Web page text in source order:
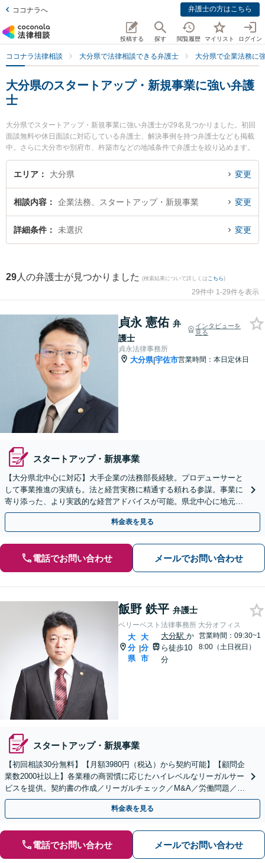
ココナラへ 弁護士の方はこちら
投稿する 探す 閲覧履歴 マイリスト ログイン
ココナラ法律相談 大分県で法律相談できる弁護士 大分県で企業法務に
大分県のスタートアップ・新規事業に強い弁護
士
大分県でスタートアップ・新規事業に強い弁護士が29名見つかりました。初回
面談無料や休日面談に対応している弁護士、解決事例を持つ弁護士なども掲載
中。さらに大分市や別府市、杵築市などの地域条件で弁護士を絞り込めます。
企業法務に関係する顧問弁護士契約や契約書作成・リーガルチェック、雇用契
約書・就業規則作成等の細かな分野での絞り込み検索もでき便利です。特に貞
ィール情報や弁護士費用、強みなどが注目されています。『大分県で土日や夜
間に発生したスタートアップ・新規事業のトラブルを今すぐに弁護士に相談し
たい』『スタートアップ・新規事業のトラブル解決の実績豊富な近くの弁護士
エリア 大分県 変更
相談内容 企業法務、スタートアップ・新規事業 変更
詳細条件 未選択 変更
29 人の弁護士が見つかりました (検索結果について詳しくは こちら)
29件中 1-29件を表示
貞永 憲佑 弁
護士
インタビューを
見る
貞永法律事務所
大分県|宇佐市営業時間：本日定休日
スタートアップ・新規事業
【大分県北中心に対応】大手企業の法務部長経験。プロデューサーと
して事業推進の実績も。法と経営実務に精通する頼れる参謀。事業に
寄り添った、より実践的な経営アドバイスが可能。県北中心に地元の
多様な企業の顧問も多数。顧問料3万3000円〜
料金表を見る
電話でお問い合わせ メールでお問い合わせ
飯野 鉄平 弁護士
ベリーベスト法律事務所 大分オフィス
大
分
県
|
大
分
市
大分駅か
ら徒歩10
分
営業時間：09:30~1
8:00（土日祝日）
スタートアップ・新規事業
【初回相談30分無料】【月額3980円（税込）から契約可能】【顧問企
業数2000社以上】各業種の商習慣に応じたハイレベルなリーガルサー
ビスを提供。契約書の作成／リーガルチェック／M&A／労働問題／知
的財産等、お任せください【他士業連携可能】
料金表を見る
電話でお問い合わせ メールでお問い合わせ